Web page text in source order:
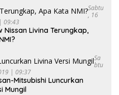
Sabtu
, 16
09:43
Nissan Livina Terungkap,
Sa
Btu
| 09:37
Mitsubishi Luncurkan
Mungil